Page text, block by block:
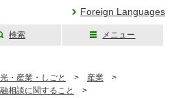
Foreign Languages
検索 メニュー
・産業・しごと > 産業 >
相談に関すること
>